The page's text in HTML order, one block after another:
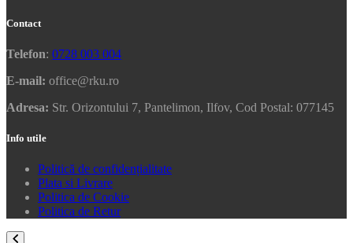
Contact
Telefon: 0728 003 004
E-mail: office@rku.ro
Adresa: Str. Orizontului 7, Pantelimon, Ilfov, Cod Postal: 077145
Info utile
Politică de confidențialitate
Plata si Livrare
Politica de Cookie
Politica de Retur